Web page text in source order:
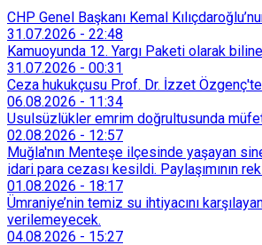
CHP Genel Başkanı Kemal
31.07.2026 - 22:48
Kamuoyunda 12. Yargı Paketi olarak
31.07.2026 - 00:31
Ceza hukukçusu Prof. Dr. İzzet
06.08.2026 - 11:34
Usulsüzlükler emrim doğrultusunda
02.08.2026 - 12:57
Muğla'nın Menteşe ilçesinde yaşayan
idari para cezası kesildi. Paylaşımının
01.08.2026 - 18:17
Ümraniye’nin temiz su ihtiyacını
verilemeyecek.
04.08.2026 - 15:27